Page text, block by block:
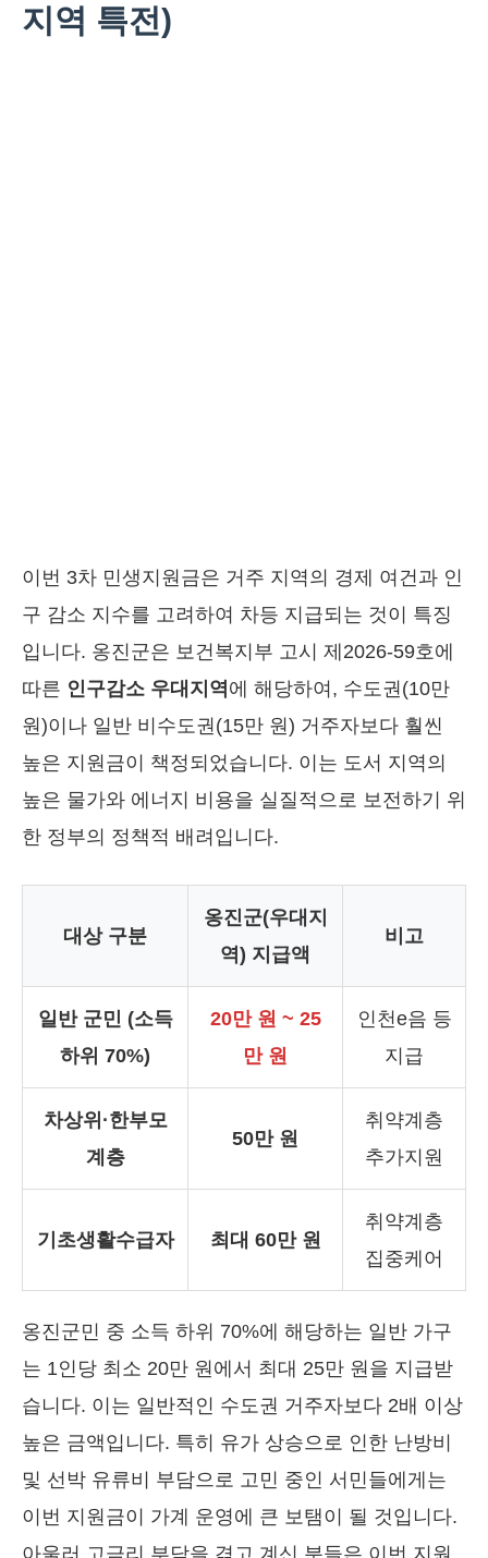
지역 특전)
이번 3차 민생지원금은 거주 지역의 경제 여건과 인
구 감소 지수를 고려하여 차등 지급되는 것이 특징
입니다. 옹진군은 보건복지부 고시 제2026-59호에
따른 인구감소 우대지역 에 해당하여, 수도권(10만
원)이나 일반 비수도권(15만 원) 거주자보다 훨씬
높은 지원금이 책정되었습니다. 이는 도서 지역의
높은 물가와 에너지 비용을 실질적으로 보전하기 위
한 정부의 정책적 배려입니다.
대상 구분
옹진군(우대지
역) 지급액
비고
일반 군민 (소득
하위 70%)
20만 원 ~ 25
만 원
인천e음 등
지급
차상위·한부모
계층
50만 원
취약계층
추가지원
기초생활수급자 최대 60만 원
취약계층
집중케어
옹진군민 중 소득 하위 70%에 해당하는 일반 가구
는 1인당 최소 20만 원에서 최대 25만 원을 지급받
습니다. 이는 일반적인 수도권 거주자보다 2배 이상
높은 금액입니다. 특히 유가 상승으로 인한 난방비
및 선박 유류비 부담으로 고민 중인 서민들에게는
이번 지원금이 가계 운영에 큰 보탬이 될 것입니다.
아울러 고금리 부담을 겪고 계신 분들은 이번 지원